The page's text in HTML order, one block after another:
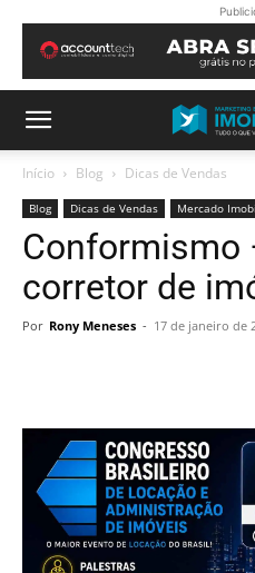
Início Blog Dicas de Vendas
Blog Dicas de Vendas Mercado
Conformismo
corretor de
Por Rony Meneses - 17 de janeiro de